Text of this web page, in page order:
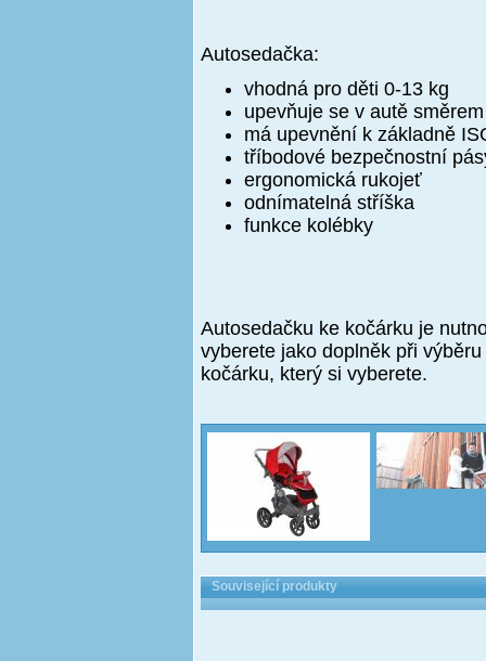
Autosedačka:
vhodná pro děti 0-13 kg
upevňuje se v autě
má upevnění k základně
tříbodové bezpečnostní
ergonomická rukojeť
odnímatelná stříška
funkce kolébky
Autosedačku ke kočárku je
vyberete jako doplněk při
kočárku, který si vyberete.
Související produkty